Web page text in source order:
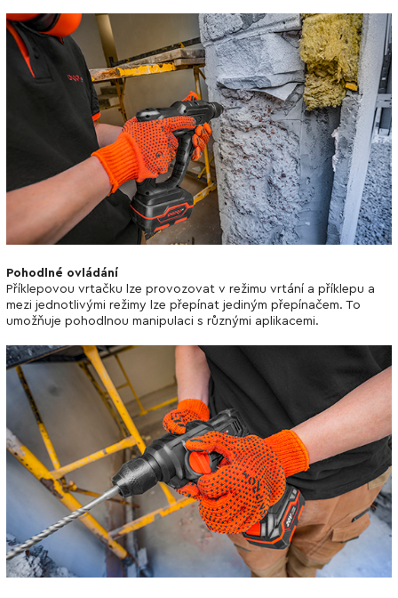
Pohodlné ovládání
Příklepovou vrtačku lze provozovat v režimu vrtání a příklepu a
mezi jednotlivými režimy lze přepínat jediným přepínačem. To
umožňuje pohodlnou manipulaci s různými aplikacemi.